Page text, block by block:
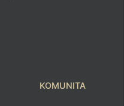
KOMUNITA